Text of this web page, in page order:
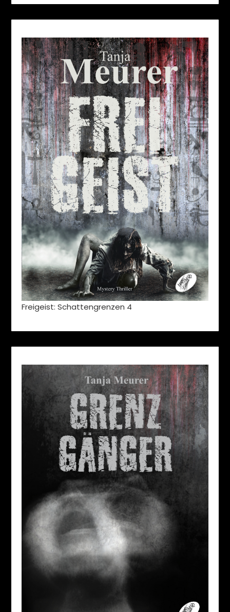
Freigeist: Schattengrenzen 4